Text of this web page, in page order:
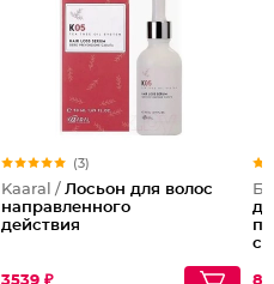
(3)
Kaaral / Лосьон для волос
направленного
действия